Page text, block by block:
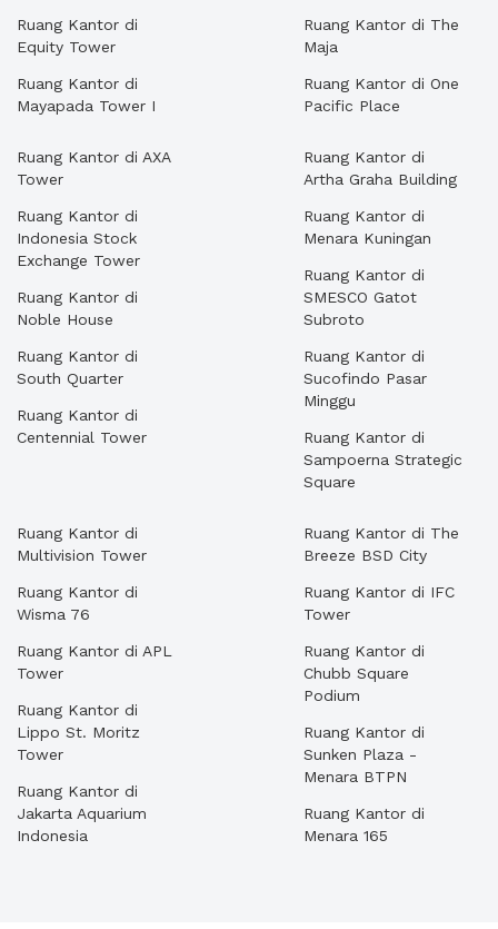
Ruang Kantor di
Equity Tower
Ruang Kantor di
Mayapada Tower I
Ruang Kantor di The
Maja
Ruang Kantor di One
Pacific Place
Ruang Kantor di AXA
Tower
Ruang Kantor di
Indonesia Stock
Exchange Tower
Ruang Kantor di
Noble House
Ruang Kantor di
South Quarter
Ruang Kantor di
Centennial Tower
Ruang Kantor di
Artha Graha Building
Ruang Kantor di
Menara Kuningan
Ruang Kantor di
SMESCO Gatot
Subroto
Ruang Kantor di
Sucofindo Pasar
Minggu
Ruang Kantor di
Sampoerna Strategic
Square
Ruang Kantor di
Multivision Tower
Ruang Kantor di
Wisma 76
Ruang Kantor di APL
Tower
Ruang Kantor di
Lippo St. Moritz
Tower
Ruang Kantor di
Jakarta Aquarium
Indonesia
Ruang Kantor di The
Breeze BSD City
Ruang Kantor di IFC
Tower
Ruang Kantor di
Chubb Square
Podium
Ruang Kantor di
Sunken Plaza -
Menara BTPN
Ruang Kantor di
Menara 165